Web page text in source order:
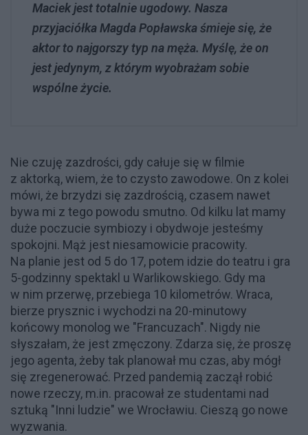
Maciek jest totalnie ugodowy. Nasza
przyjaciółka Magda Popławska śmieje się, że
aktor to najgorszy typ na męża. Myślę, że on
jest jedynym, z którym wyobrażam sobie
wspólne życie.
Nie czuję zazdrości, gdy całuje się w filmie
z aktorką, wiem, że to czysto zawodowe. On z kolei
mówi, że brzydzi się zazdrością, czasem nawet
bywa mi z tego powodu smutno. Od kilku lat mamy
duże poczucie symbiozy i obydwoje jesteśmy
spokojni. Mąż jest niesamowicie pracowity.
Na planie jest od 5 do 17, potem idzie do teatru i gra
5-godzinny spektakl u Warlikowskiego. Gdy ma
w nim przerwę, przebiega 10 kilometrów. Wraca,
bierze prysznic i wychodzi na 20-minutowy
końcowy monolog we "Francuzach". Nigdy nie
słyszałam, że jest zmęczony. Zdarza się, że proszę
jego agenta, żeby tak planował mu czas, aby mógł
się zregenerować. Przed pandemią zaczął robić
nowe rzeczy, m.in. pracował ze studentami nad
sztuką "Inni ludzie" we Wrocławiu. Cieszą go nowe
wyzwania.